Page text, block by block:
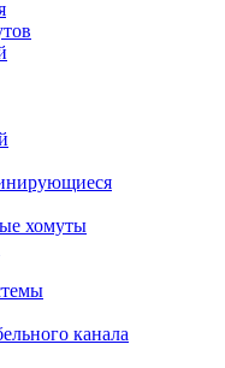
хомуты
канала